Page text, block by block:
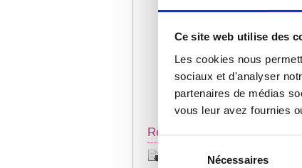
Ce site web utilise des
Les cookies nous
sociaux et d'analyser
partenaires de médias
vous leur avez fournies
du
Nécessaires
Règlement (en vigueur